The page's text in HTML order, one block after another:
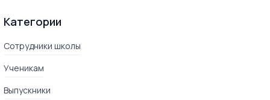
Категории
Сотрудники школы
Ученикам
Выпускники